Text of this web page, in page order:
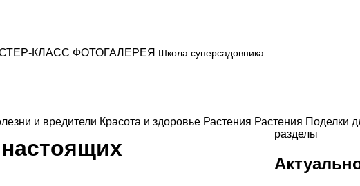
КЛАСС ФОТОГАЛЕРЕЯ Школа суперсадовника
и вредители Красота и здоровье Растения Растения Поделки
разделы